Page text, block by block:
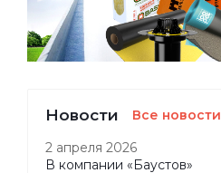
Новости Все новости
2 апреля 2026
В компании «Баустов»